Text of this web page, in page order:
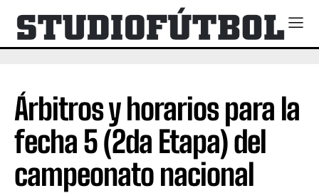
Árbitros y horarios para la
fecha 5 (2da Etapa) del
campeonato nacional